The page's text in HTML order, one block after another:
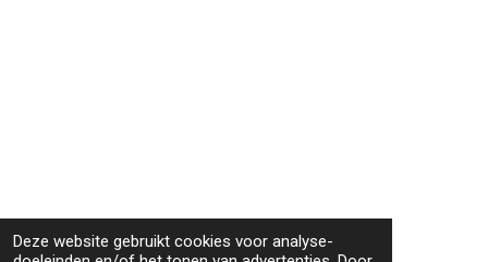
Deze website gebruikt cookies voor analyse-